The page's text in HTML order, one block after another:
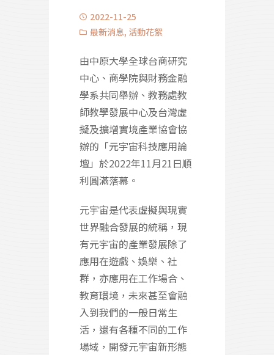
2022-11-25
最新消息, 活動花絮
由中原大學全球台商研究
中心、商學院與財務金融
學系共同舉辦、教務處教
師教學發展中心及台灣虛
擬及擴增實境產業協會協
辦的「元宇宙科技應用論
壇」於2022年11月21日順
利圓滿落幕。
元宇宙是代表虛擬與現實
世界融合發展的統稱，現
有元宇宙的產業發展除了
應用在遊戲、娛樂、社
群，亦應用在工作場合、
教育環境，未來甚至會融
入到我們的一般日常生
活，還有各種不同的工作
場域，開發元宇宙新形態